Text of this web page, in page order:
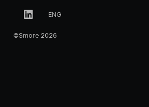
ENG
©Smore 2026